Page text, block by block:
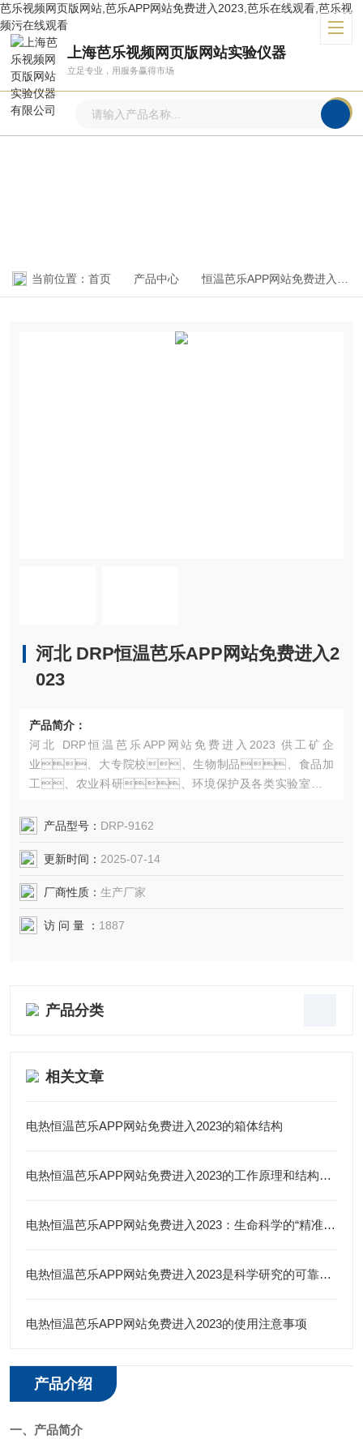
芭乐视频网页版网站,芭乐APP网站免费进入2023,芭乐在线观看,芭乐视
频污在线观看
上海芭乐视频网页版网站实验仪器
立足专业，用服务赢得市场
当前位置： 首页 产品中心 恒温芭乐APP网站免费进入2023
河北 DRP恒温芭乐APP网站免费进入2
023
产品简介：
河北 DRP恒温芭乐APP网站免费进入2023 供工矿企
业、大专院校、生物制品、食品加
工、农业科研、环境保护及各类实验室等用
验、环境试验，培养基、血
产品型号： DRP-9162
更新时间： 2025-07-14
厂商性质： 生产厂家
访 问 量 ： 1887
产品分类
相关文章
电热恒温芭乐APP网站免费进入2023的箱体结构
电热恒温芭乐APP网站免费进入2023的工作原理和结构特点
电热恒温芭乐APP网站免费进入2023：生命科学的“精准温床”
电热恒温芭乐APP网站免费进入2023是科学研究的可靠伙伴
电热恒温芭乐APP网站免费进入2023的使用注意事项
产品介绍
一、产品简介